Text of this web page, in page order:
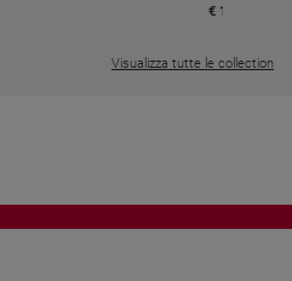
€ 18,50
Visualizza tutte le collection